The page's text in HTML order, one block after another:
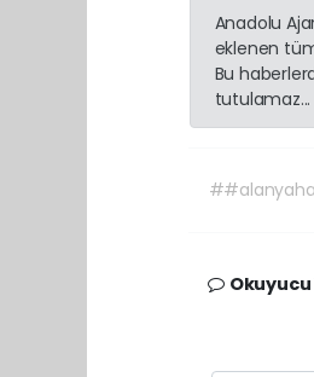
Anadolu
eklenen
Bu
tutulamaz...